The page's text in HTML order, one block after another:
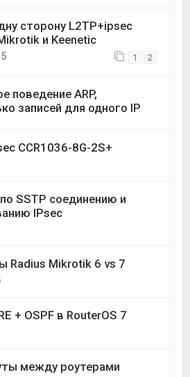
сторону L2TP+ipsec
и Keenetic
1 2
поведение ARP,
записей для одного IP
CCR1036-8G-2S+
SSTP соединению и
IPsec
Radius Mikrotik 6 vs 7
+ OSPF в RouterOS 7
между роутерами